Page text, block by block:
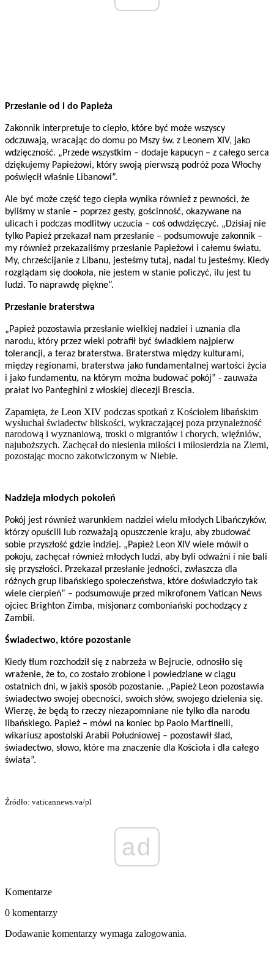
Przesłanie od i do Papieża
Zakonnik interpretuje to ciepło, które być może wszyscy
odczuwają, wracając do domu po Mszy św. z Leonem XIV, jako
wdzięczność. „Przede wszystkim – dodaje kapucyn – z całego serca
dziękujemy Papieżowi, który swoją pierwszą podróż poza Włochy
poświęcił właśnie Libanowi”.
Ale być może część tego ciepła wynika również z pewności, że
byliśmy w stanie – poprzez gesty, gościnność, okazywane na
ulicach i podczas modlitwy uczucia – coś odwdzięczyć. „Dzisiaj nie
tylko Papież przekazał nam przesłanie – podsumowuje zakonnik –
my również przekazaliśmy przesłanie Papieżowi i całemu światu.
My, chrześcijanie z Libanu, jesteśmy tutaj, nadal tu jesteśmy. Kiedy
rozglądam się dookoła, nie jestem w stanie policzyć, ilu jest tu
ludzi. To naprawdę piękne”.
Przesłanie braterstwa
„Papież pozostawia przesłanie wielkiej nadziei i uznania dla
narodu, który przez wieki potrafił być świadkiem najpierw
tolerancji, a teraz braterstwa. Braterstwa między kulturami,
między regionami, braterstwa jako fundamentalnej wartości życia
i jako fundamentu, na którym można budować pokój” - zauważa
prałat Ivo Panteghini z włoskiej diecezji Brescia.
Zapamięta, że Leon XIV podczas spotkań z Kościołem libańskim
wysłuchał świadectw bliskości, wykraczającej poza przynależność
narodową i wyznaniową, troski o migrantów i chorych, więźniów,
najuboższych. Zachęcał do niesienia miłości i miłosierdzia na Ziemi,
pozostając mocno zakotwiczonym w Niebie.
Nadzieja młodych pokoleń
Pokój jest również warunkiem nadziei wielu młodych Libańczyków,
którzy opuścili lub rozważają opuszczenie kraju, aby zbudować
sobie przyszłość gdzie indziej. „Papież Leon XIV wiele mówił o
pokoju, zachęcał również młodych ludzi, aby byli odważni i nie bali
się przyszłości. Przekazał przesłanie jedności, zwłaszcza dla
różnych grup libańskiego społeczeństwa, które doświadczyło tak
wiele cierpień” – podsumowuje przed mikrofonem Vatican News
ojciec Brighton Zimba, misjonarz comboniański pochodzący z
Zambii.
Świadectwo, które pozostanie
Kiedy tłum rozchodził się z nabrzeża w Bejrucie, odnosiło się
wrażenie, że to, co zostało zrobione i powiedziane w ciągu
ostatnich dni, w jakiś sposób pozostanie. „Papież Leon pozostawia
świadectwo swojej obecności, swoich słów, swojego dzielenia się.
Wierzę, że będą to rzeczy niezapomniane nie tylko dla narodu
libańskiego. Papież – mówi na koniec bp Paolo Martinelli,
wikariusz apostolski Arabii Południowej – pozostawił ślad,
świadectwo, słowo, które ma znaczenie dla Kościoła i dla całego
świata”.
Źródło: vaticannews.va/pl
ad
Komentarze
0 komentarzy
Dodawanie komentarzy wymaga zalogowania.